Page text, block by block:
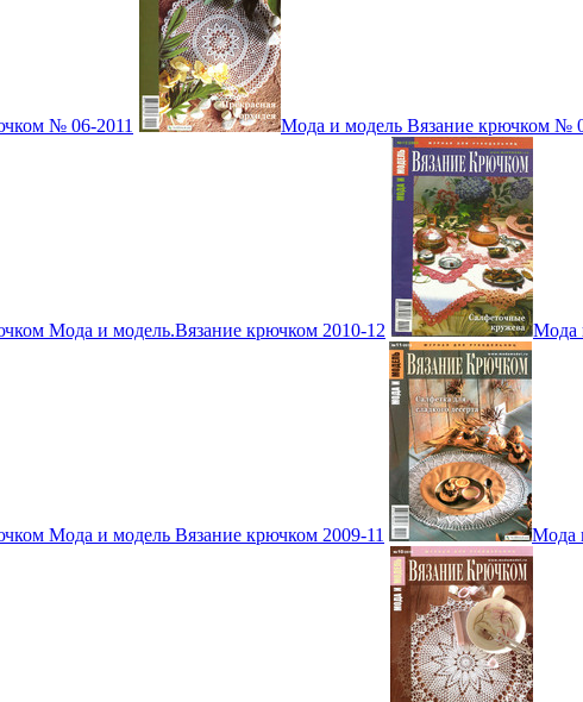
№ 06-2011 Мода и модель Вязание крючком №
Мода и модель.Вязание крючком 2010-12 Мода
Мода и модель Вязание крючком 2009-11 Мода